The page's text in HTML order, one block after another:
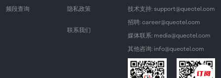
频段查询
隐私政策
联系我们
技术支持: support@quectel.com
招聘: career@quectel.com
媒体联系: media@quectel.com
其他咨询: info@quectel.com